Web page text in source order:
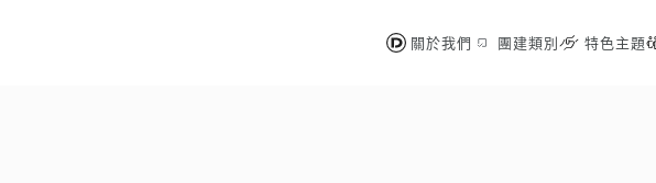
關於我們 團建類別 特色主題